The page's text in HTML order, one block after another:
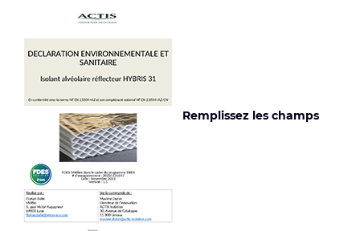
Remplissez les champs